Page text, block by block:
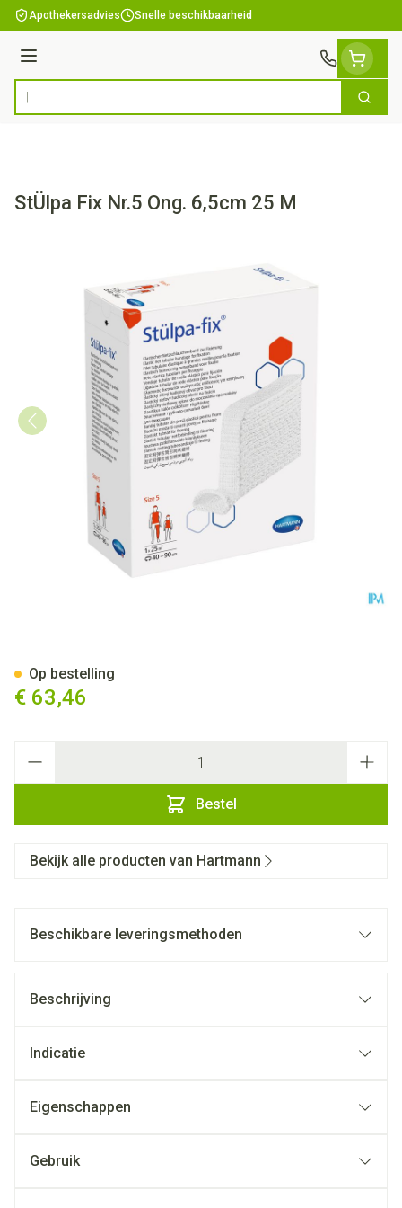
Ga naar de inhoud
Apothekersadvies Snelle beschikbaarheid
Menu
Product, merk, categorie... Zoek
StÜlpa Fix Nr.5 Ong. 6,5cm 25 M
€ 63,46
Bestel
Op bestelling
Bekijk alle producten van Hartmann
Beschikbare leveringsmethoden
Beschrijving
Indicatie
Eigenschappen
Gebruik